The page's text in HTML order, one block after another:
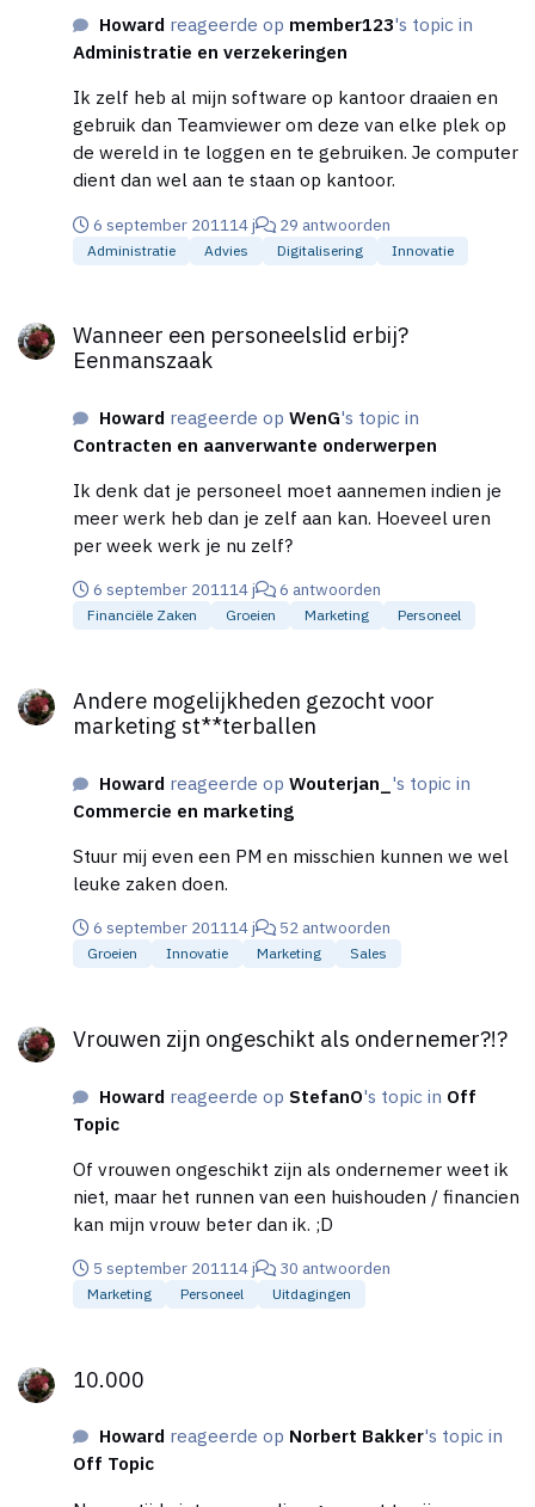
Howard reageerde op member123's topic in
Administratie en verzekeringen
Ik zelf heb al mijn software op kantoor draaien en
gebruik dan Teamviewer om deze van elke plek op
de wereld in te loggen en te gebruiken. Je computer
dient dan wel aan te staan op kantoor.
6 september 2011 14 j 29 antwoorden
Administratie Advies Digitalisering Innovatie
Wanneer een personeelslid erbij?
Eenmanszaak
Howard reageerde opWenG's topic in
Contracten en aanverwante onderwerpen
Ik denk dat je personeel moet aannemen indien je
meer werk heb dan je zelf aan kan. Hoeveel uren
per week werk je nu zelf?
6 september 201114 j 6 antwoorden
Financiële Zaken Groeien Marketing Personeel
Andere mogelijkheden gezocht voor
marketing st**terballen
Howard reageerde opWouterjan_ 's topic in
Commercie en marketing
Stuur mij even een PM en misschien kunnen we wel
leuke zaken doen.
6 september 201114 j 52 antwoorden
Groeien Innovatie Marketing Sales
Vrouwen zijn ongeschikt als ondernemer?!?
Howard reageerde op StefanO's topic in Off
Topic
Of vrouwen ongeschikt zijn als ondernemer weet ik
niet, maar het runnen van een huishouden / financien
kan mijn vrouw beter dan ik. ;D
5 september 201114 j 30 antwoorden
Marketing Personeel Uitdagingen
10.000
Howard reageerde op Norbert Bakker's topic in
Off Topic